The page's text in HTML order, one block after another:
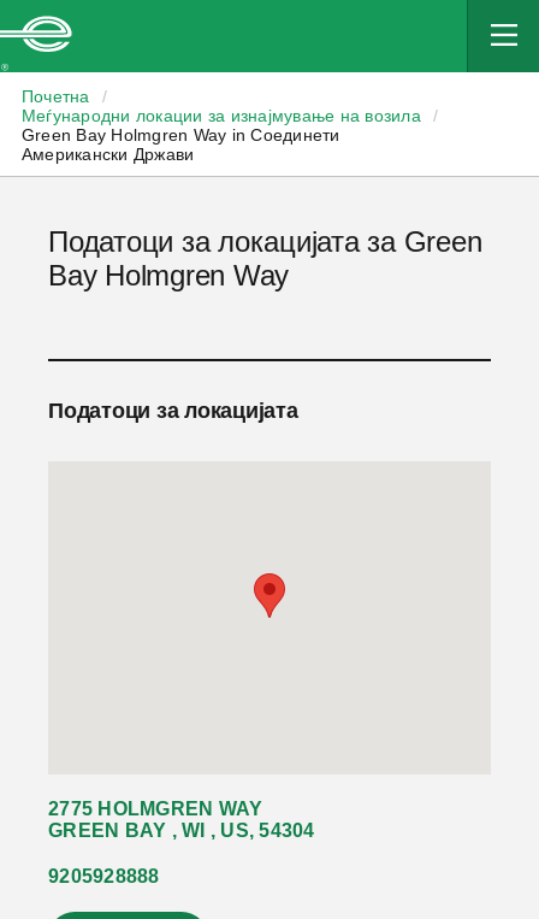
Почетна
/
Меѓународни локации за изнајмување на возила
/
Green Bay Holmgren Way in Соединети
Американски Држави
Податоци за локацијата за Green
Bay Holmgren Way
Податоци за локацијата
2775 HOLMGREN WAY
GREEN BAY , WI , US, 54304
9205928888